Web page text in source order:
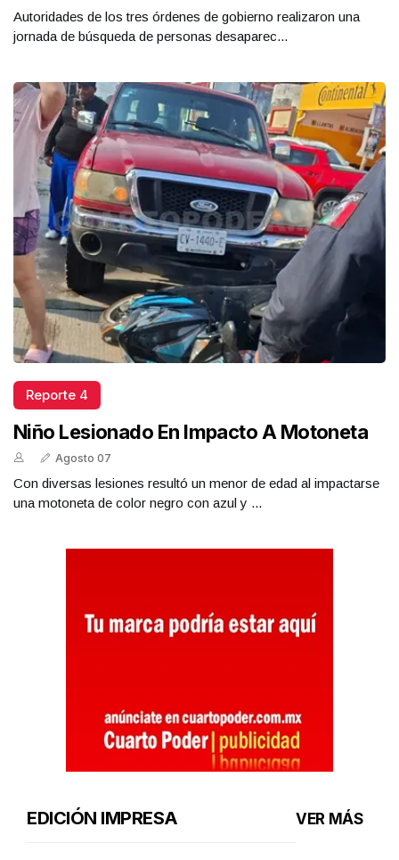
Autoridades de los tres órdenes de gobierno realizaron una
jornada de búsqueda de personas desaparec...
Reporte 4
Niño Lesionado En Impacto A Motoneta
Agosto 07
Con diversas lesiones resultó un menor de edad al impactarse
una motoneta de color negro con azul y ...
EDICIÓN IMPRESA VER MÁS